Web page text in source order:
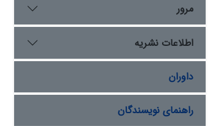
مرور
اطلاعات نشریه
داوران
راهنمای نویسندگان